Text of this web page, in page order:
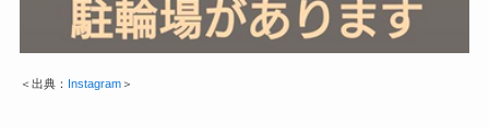
＜出典： Instagram＞